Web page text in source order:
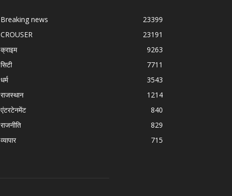
Breaking news
23399
CROUSER
23191
क्राइम
9263
सिटी
7711
धर्म
3543
राजस्थान
1214
एंटरटेनमेंट
840
राजनीति
829
व्यापार
715